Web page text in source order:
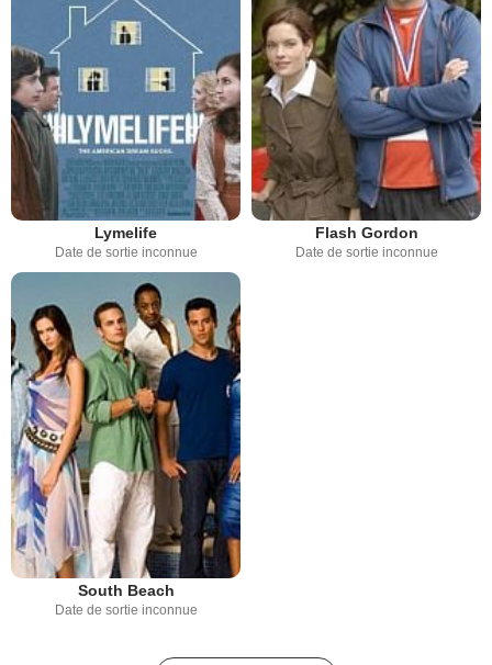
Lymelife
Date de sortie inconnue
Flash Gordon
Date de sortie inconnue
South Beach
Date de sortie inconnue